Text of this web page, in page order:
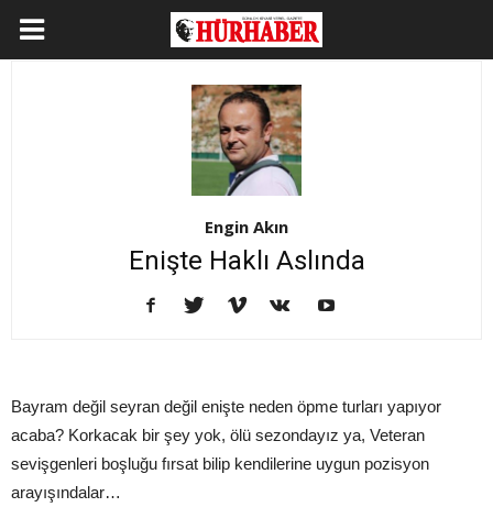
Engin Akın
Enişte Haklı Aslında
Bayram değil seyran değil enişte neden öpme turları yapıyor
acaba? Korkacak bir şey yok, ölü sezondayız ya, Veteran
sevişgenleri boşluğu fırsat bilip kendilerine uygun pozisyon
arayışındalar…